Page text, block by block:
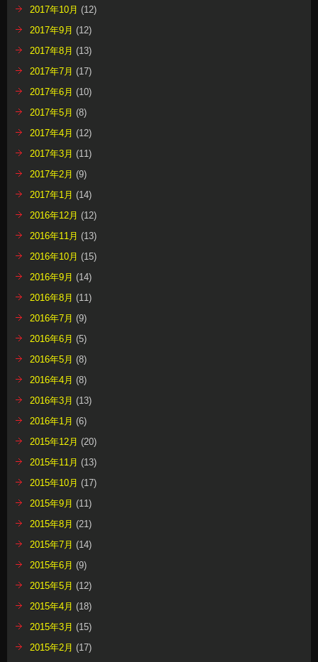
2017年10月 (12)
2017年9月 (12)
2017年8月 (13)
2017年7月 (17)
2017年6月 (10)
2017年5月 (8)
2017年4月 (12)
2017年3月 (11)
2017年2月 (9)
2017年1月 (14)
2016年12月 (12)
2016年11月 (13)
2016年10月 (15)
2016年9月 (14)
2016年8月 (11)
2016年7月 (9)
2016年6月 (5)
2016年5月 (8)
2016年4月 (8)
2016年3月 (13)
2016年1月 (6)
2015年12月 (20)
2015年11月 (13)
2015年10月 (17)
2015年9月 (11)
2015年8月 (21)
2015年7月 (14)
2015年6月 (9)
2015年5月 (12)
2015年4月 (18)
2015年3月 (15)
2015年2月 (17)